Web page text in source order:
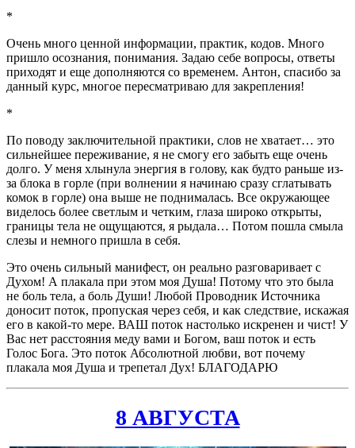
*
Очень много ценной информации, практик, кодов. Много
пришло осознания, понимания. Задаю себе вопросы, ответы
приходят и еще дополняются со временем. Антон, спасибо за
данный курс, многое пересматриваю для закрепления!
*
По поводу заключительной практики, слов не хватает… это
сильнейшее переживание, я не смогу его забыть еще очень
долго. У меня хлынула энергия в голову, как будто раньше из-
за блока в горле (при волнении я начинаю сразу сглатывать
комок в горле) она выше не поднималась. Все окружающее
виделось более светлым и четким, глаза широко открыты,
границы тела не ощущаются, я рыдала… Потом пошла смыла
слезы и немного пришла в себя.
Это очень сильный манифест, он реально разговаривает с
Духом! А плакала при этом моя Душа! Потому что это была
не боль тела, а боль Души! Любой Проводник Источника
доносит поток, пропуская через себя, и как следствие, искажая
его в какой-то мере. ВАШ поток настолько искренен и чист! У
Вас нет расстояния меду вами и Богом, ваш поток и есть
Голос Бога. Это поток Абсолютной любви, вот почему
плакала моя Душа и трепетал Дух! БЛАГОДАРЮ
8 АВГУСТА